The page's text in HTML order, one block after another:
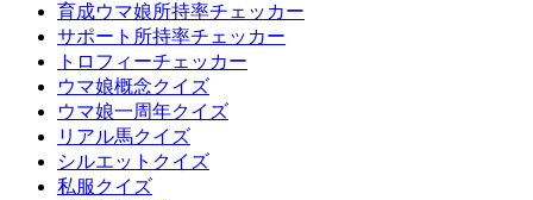
育成ウマ娘所持率チェッカー
サポート所持率チェッカー
トロフィーチェッカー
ウマ娘概念クイズ
ウマ娘一周年クイズ
リアル馬クイズ
シルエットクイズ
私服クイズ